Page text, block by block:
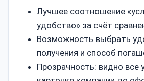
Лучшее соотношение
удобство» за счёт
Возможность выбрать
получения и способ
Прозрачность: видно все